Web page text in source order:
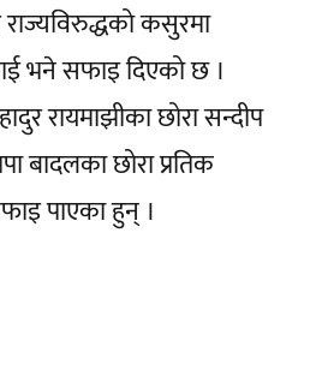
कसुरमा
भने सफाइ दिएको छ ।
रायमाझीका छोरा सन्दीप
बादलका छोरा प्रतिक
पाएका हुन् ।